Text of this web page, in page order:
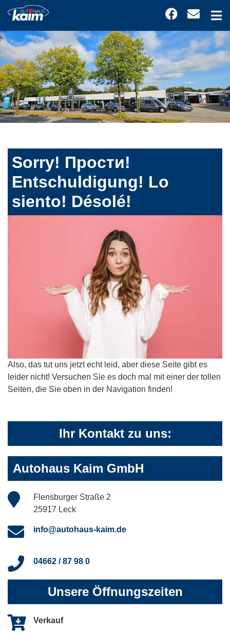
Sorry! Прости!
Entschuldigung! Lo
siento! Désolé!
Also, das tut uns jetzt echt leid, aber diese Seite gibt es
leider nicht! Versuchen Sie es doch mal mit einer der tollen
Seiten, die Sie oben in der Navigation finden!
Ihr Kontakt zu uns:
Autohaus Kaim GmbH
Flensburger Straße 2
25917 Leck
info@autohaus-kaim.de
04662 / 87 98 0
Unsere Öffnungszeiten
Verkauf